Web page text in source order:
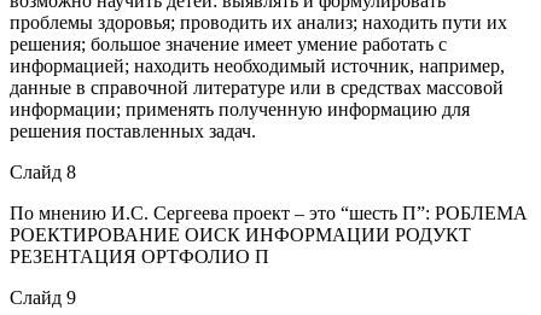
проблемы здоровья; проводить их анализ; находить пути их
решения; большое значение имеет умение работать с
информацией; находить необходимый источник, например,
данные в справочной литературе или в средствах массовой
информации; применять полученную информацию для
решения поставленных задач.
Слайд 8
По мнению И.С. Сергеева проект – это “шесть П”: РОБЛЕМА
РОЕКТИРОВАНИЕ ОИСК ИНФОРМАЦИИ РОДУКТ
РЕЗЕНТАЦИЯ ОРТФОЛИО П
Слайд 9